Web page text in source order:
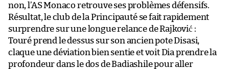
non, l’AS Monaco retrouve ses problèmes défensifs.
Résultat, le club de la Principauté se fait rapidement
surprendre sur une longue relance de Rajković :
Touré prend le dessus sur son ancien pote Disasi,
claque une déviation bien sentie et voit Dia prendre la
profondeur dans le dos de Badiashile pour aller